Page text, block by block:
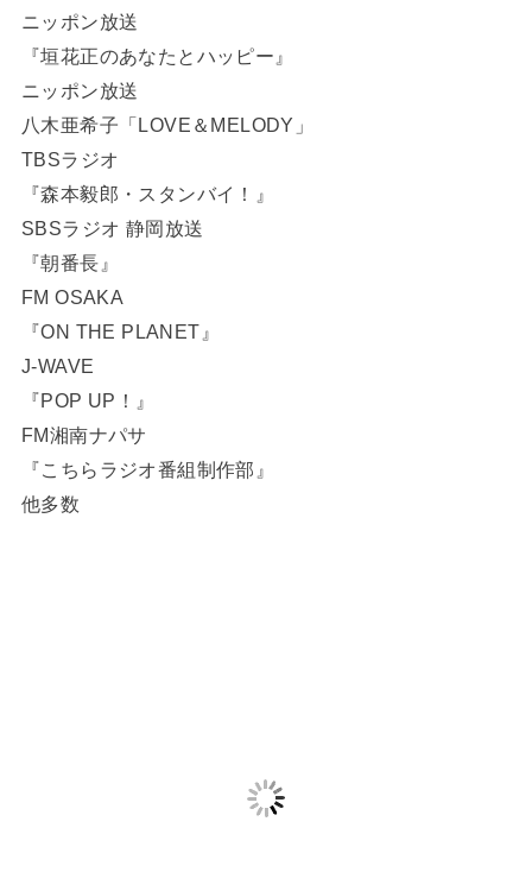
ニッポン放送
『垣花正のあなたとハッピー』
ニッポン放送
八木亜希子「LOVE＆MELODY」
TBSラジオ
『森本毅郎・スタンバイ！』
SBSラジオ 静岡放送
『朝番長』
FM OSAKA
『ON THE PLANET』
J-WAVE
『POP UP！』
FM湘南ナパサ
『こちらラジオ番組制作部』
他多数